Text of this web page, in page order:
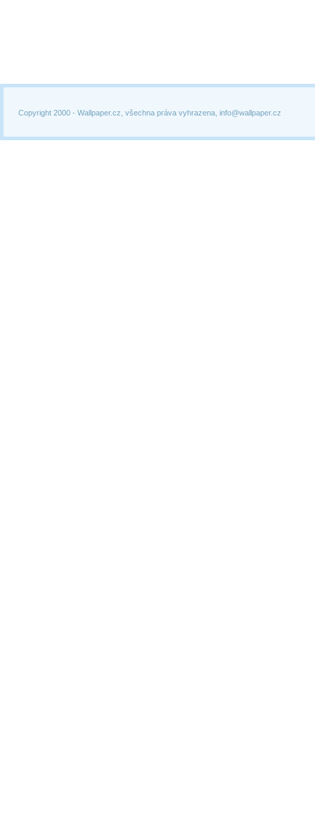
Copyright 2000 - Wallpaper.cz, všechna práva vyhrazena, info@wallpaper.cz